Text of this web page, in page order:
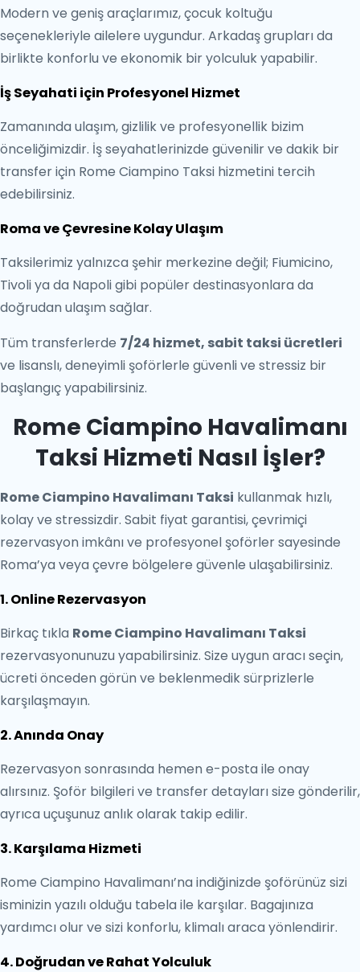
Modern ve geniş araçlarımız, çocuk koltuğu
seçenekleriyle ailelere uygundur. Arkadaş grupları da
birlikte konforlu ve ekonomik bir yolculuk yapabilir.
İş Seyahati için Profesyonel Hizmet
Zamanında ulaşım, gizlilik ve profesyonellik bizim
önceliğimizdir. İş seyahatlerinizde güvenilir ve dakik bir
transfer için Rome Ciampino Taksi hizmetini tercih
edebilirsiniz.
Roma ve Çevresine Kolay Ulaşım
Taksilerimiz yalnızca şehir merkezine değil; Fiumicino,
Tivoli ya da Napoli gibi popüler destinasyonlara da
doğrudan ulaşım sağlar.
Tüm transferlerde 7/24 hizmet, sabit taksi ücretleri
ve lisanslı, deneyimli şoförlerle güvenli ve stressiz bir
başlangıç yapabilirsiniz.
Rome Ciampino Havalimanı
Taksi Hizmeti Nasıl İşler?
Rome Ciampino Havalimanı Taksi kullanmak hızlı,
kolay ve stressizdir. Sabit fiyat garantisi, çevrimiçi
rezervasyon imkânı ve profesyonel şoförler sayesinde
Roma’ya veya çevre bölgelere güvenle ulaşabilirsiniz.
1. Online Rezervasyon
Birkaç tıkla Rome Ciampino Havalimanı Taksi
rezervasyonunuzu yapabilirsiniz. Size uygun aracı seçin,
ücreti önceden görün ve beklenmedik sürprizlerle
karşılaşmayın.
2. Anında Onay
Rezervasyon sonrasında hemen e-posta ile onay
alırsınız. Şoför bilgileri ve transfer detayları size gönderilir,
ayrıca uçuşunuz anlık olarak takip edilir.
3. Karşılama Hizmeti
Rome Ciampino Havalimanı’na indiğinizde şoförünüz sizi
isminizin yazılı olduğu tabela ile karşılar. Bagajınıza
yardımcı olur ve sizi konforlu, klimalı araca yönlendirir.
4. Doğrudan ve Rahat Yolculuk